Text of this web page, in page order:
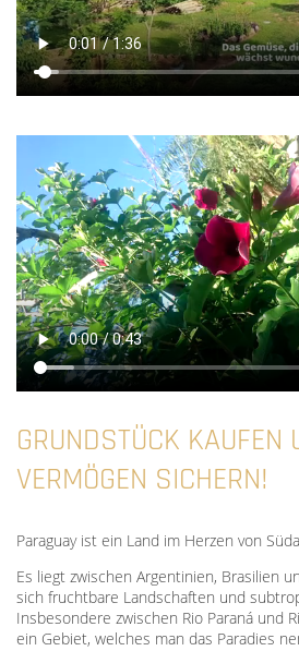
GRUNDSTÜCK KAUFEN
VERMÖGEN SICHERN!
Paraguay ist ein Land im Herzen von
Es liegt zwischen Argentinien, Brasilien
sich fruchtbare Landschaften und
Insbesondere zwischen Rio Paraná und
ein Gebiet, welches man das Paradies